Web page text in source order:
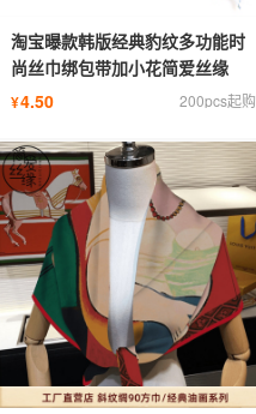
淘宝曝款韩版经典豹纹多功能时
尚丝巾绑包带加小花简爱丝缘
¥4.50 200pcs起购